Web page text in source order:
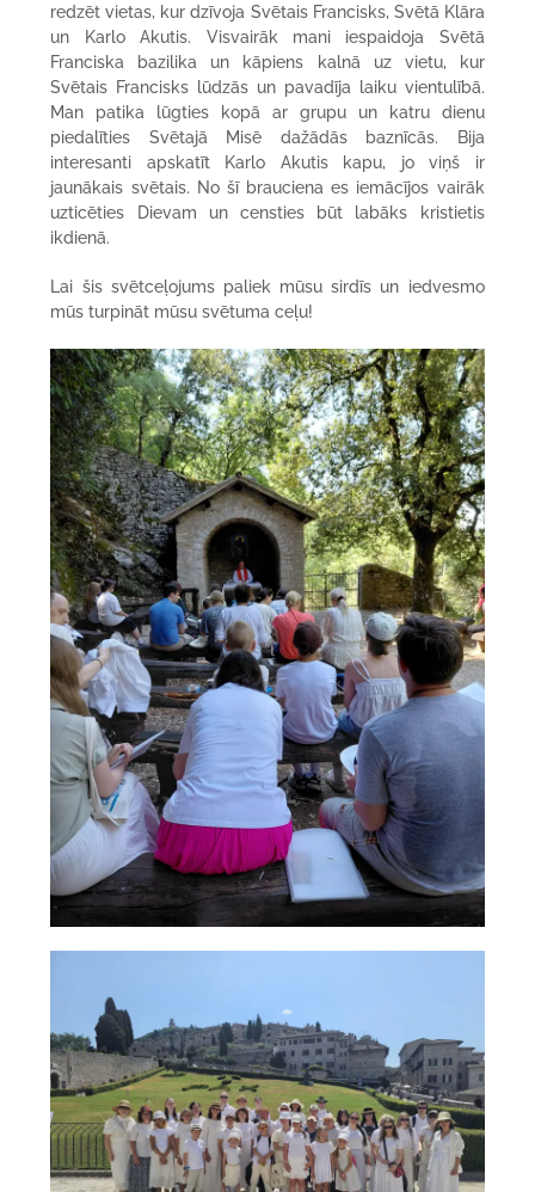
redzēt vietas, kur dzīvoja Svētais Francisks, Svētā Klāra
un Karlo Akutis. Visvairāk mani iespaidoja Svētā
Franciska bazilika un kāpiens kalnā uz vietu, kur
Svētais Francisks lūdzās un pavadīja laiku vientulībā.
Man patika lūgties kopā ar grupu un katru dienu
piedalīties Svētajā Misē dažādās baznīcās. Bija
interesanti apskatīt Karlo Akutis kapu, jo viņš ir
jaunākais svētais. No šī brauciena es iemācījos vairāk
uzticēties Dievam un censties būt labāks kristietis
ikdienā.
Lai šis svētceļojums paliek mūsu sirdīs un iedvesmo
mūs turpināt mūsu svētuma ceļu!